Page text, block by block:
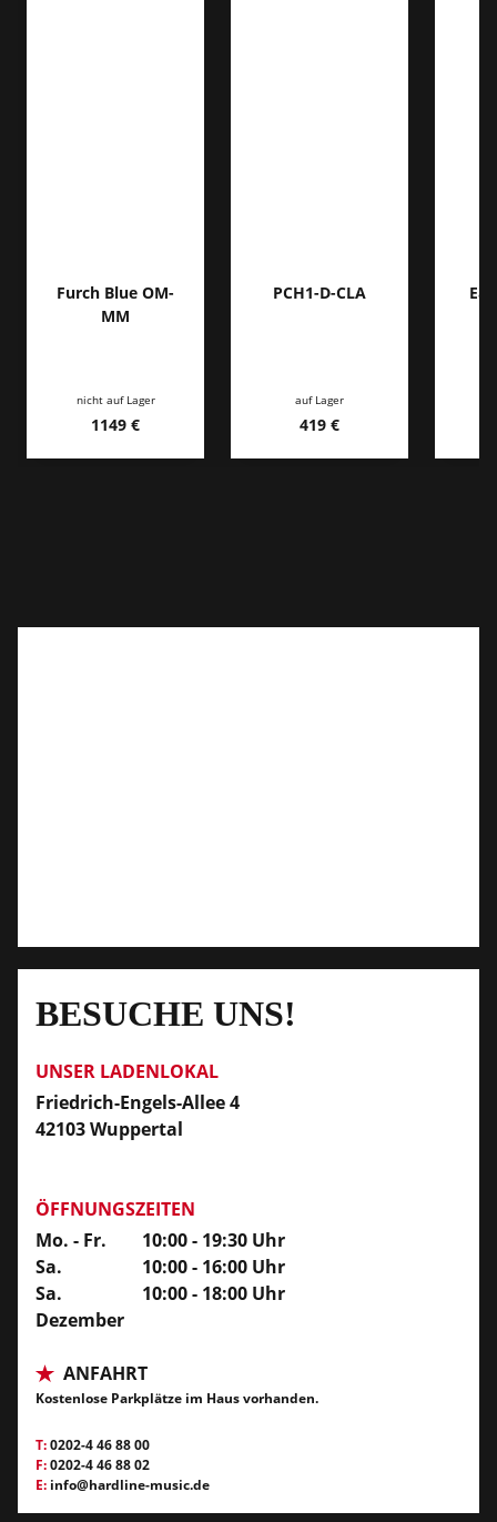
Furch Blue OM-
MM
nicht auf Lager
1149 €
PCH1-D-CLA
auf Lager
419 €
BESUCHE UNS!
UNSER LADENLOKAL
Friedrich-Engels-Allee 4
42103 Wuppertal
ÖFFNUNGSZEITEN
Mo. - Fr.
10:00 - 19:30 Uhr
Sa.
10:00 - 16:00 Uhr
Sa.
Dezember
10:00 - 18:00 Uhr
ANFAHRT
Kostenlose Parkplätze im Haus vorhanden.
T:0202-4 46 88 00
F:0202-4 46 88 02
E: info@hardline-music.de